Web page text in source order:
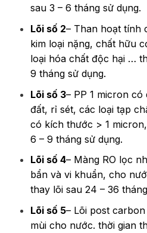
sau 3 – 6 tháng sử dụng.
Lõi số 2– Than hoạt tính
kim loại nặng, chất hữu
loại hóa chất độc hại …
9 tháng sử dụng.
Lõi số 3– PP 1 micron
đất, rỉ sét, các loại tạp
có kích thước > 1
6 – 9 tháng sử dụng.
Lõi số 4– Màng RO lọc
bẩn và vi khuẩn, cho
thay lõi sau 24 – 36
Lõi số 5– Lõi post
mùi cho nước. thời gian